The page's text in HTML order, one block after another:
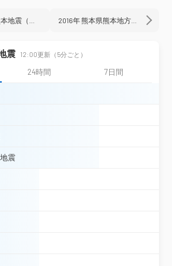
草市松島町＊
天草市五和町＊
府市観世音寺＊
糸島市志摩初
こ町犀川本庄（旧）＊
田市昭和町＊
市大和町＊
市黒木町今＊
広川町新代（旧）＊
町新町＊
2016年 熊本県熊本地方地震
震 12:00更新（5分ごと）
24時間 7日間
震